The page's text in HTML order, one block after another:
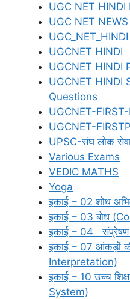
UGC NET HINDI
UGC NET NEWS
UGC_NET_HINDI
UGCNET HINDI
UGCNET HINDI
UGCNET HINDI
Questions
UGCNET-FIRST-
UGCNET-
UPSC-संघ लोक
Various Exams
VEDIC MATHS
Yoga
इकाई – 02 शोध
इकाई – 03 बोध
इकाई – 04
इकाई – 07 आंकड़ों
Interpretation)
इकाई – 10 उच्च
System)